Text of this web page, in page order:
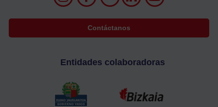
Contáctanos
Entidades colaboradoras